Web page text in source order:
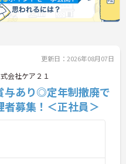
もアップ♪
み
ョン♪
が可能！
与
われる
ける
魅力です
更新日：2026年08月07日
会社ケア２１
与あり◎定年制撤廃で
募集！＜正社員＞